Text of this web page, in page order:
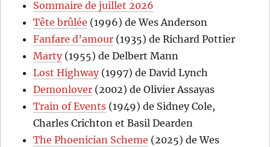
Sommaire de juillet 2026
Tête brûlée (1996) de Wes Anderson
Fanfare d’amour (1935) de Richard Pottier
Marty(1955) de Delbert Mann
Lost Highway(1997) de David Lynch
Demonlover (2002) de Olivier Assayas
Train of Events (1949) de Sidney Cole,
Charles Crichton et Basil Dearden
The Phoenician Scheme (2025) de Wes